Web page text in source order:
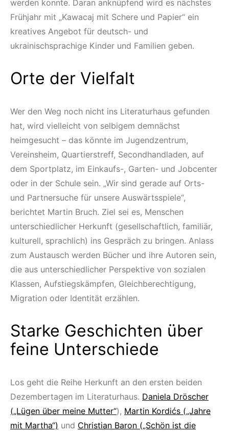
werden konnte. Daran anknüpfend wird es nächstes
Frühjahr mit „Kawacaj mit Schere und Papier“ ein
kreatives Angebot für deutsch- und
ukrainischsprachige Kinder und Familien geben.
Orte der Vielfalt
Wer den Weg noch nicht ins Literaturhaus gefunden
hat, wird vielleicht von selbigem demnächst
heimgesucht – das könnte im Jugendzentrum,
Vereinsheim, Quartierstreff, Secondhandladen, auf
dem Sportplatz, im Einkaufs-, Garten- und Jobcenter
oder in der Schule sein. „Wir sind gerade auf Orts-
und Partnersuche für unsere Auswärtsspiele“,
berichtet Martin Bruch. Ziel sei es, Menschen
unterschiedlicher Herkunft (gesellschaftlich, familiär,
kulturell, sprachlich) ins Gespräch zu bringen. Anlass
zum Austausch werden Bücher und ihre Autoren sein,
die aus unterschiedlicher Perspektive von sozialen
Klassen, Aufstiegskämpfen, Gleichberechtigung,
Migration oder Identität erzählen.
Starke Geschichten über
feine Unterschiede
Los geht die Reihe Herkunft an den ersten beiden
Dezembertagen im Literaturhaus. Daniela Dröscher
(„Lügen über meine Mutter“), Martin Kordićs („Jahre
mit Martha“) und Christian Baron („Schön ist die